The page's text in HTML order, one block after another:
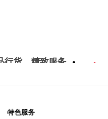
行货，精致服务
特色服务